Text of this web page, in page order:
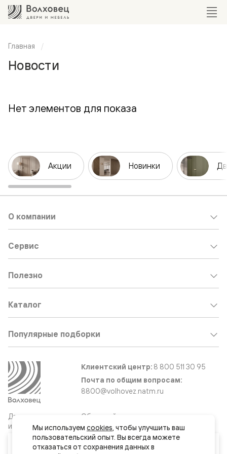
Ваш город
Главная
Новости
Нет элементов для показа
Акции Новинки
Двери
и интерьерные
решения
О компании
Сервис
Полезно
Каталог
Популярные подборки
Клиентский центр: 8 800 511 30 95
Почта по общим вопросам:
8800@volhovez.natm.ru
Обратный звонок
Мы используем cookies, чтобы улучшить ваш
пользовательский опыт. Вы всегда можете
отказаться от сохранения данных в